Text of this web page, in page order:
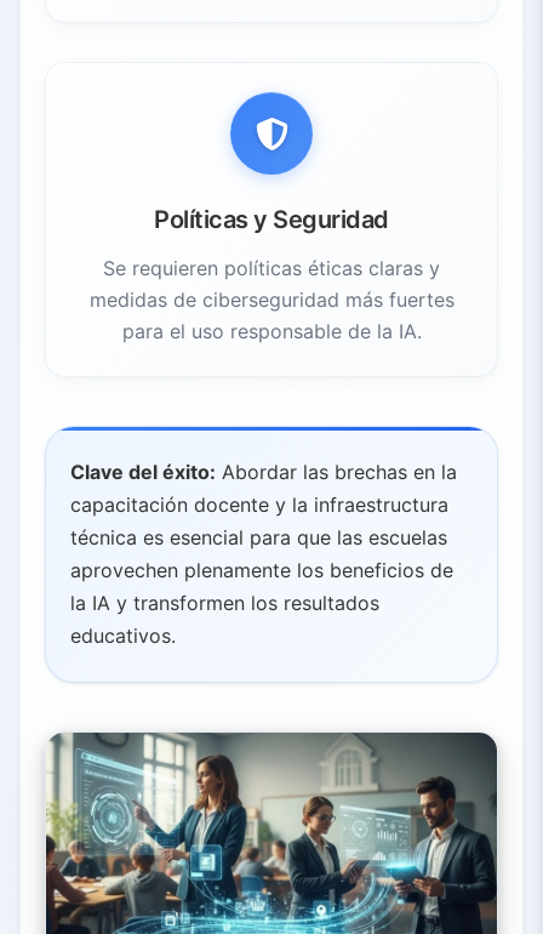
Políticas y Seguridad
Se requieren políticas éticas claras y
medidas de ciberseguridad más fuertes
para el uso responsable de la IA.
Clave del éxito: Abordar las brechas en la
capacitación docente y la infraestructura
técnica es esencial para que las escuelas
aprovechen plenamente los beneficios de
la IA y transformen los resultados
educativos.